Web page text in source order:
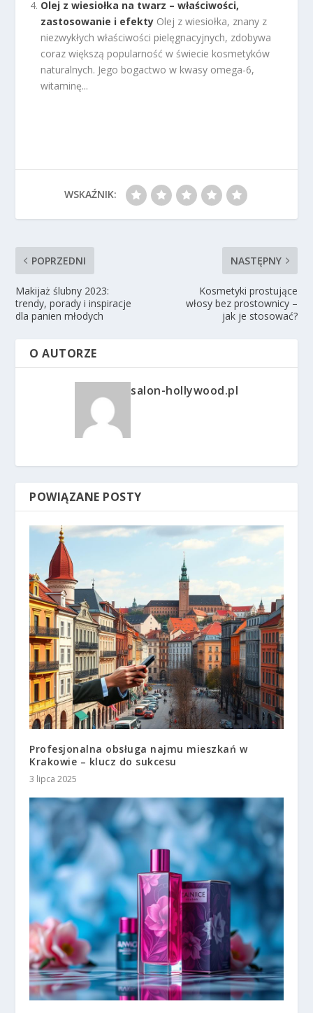
Olej z wiesiołka na twarz – właściwości,
zastosowanie i efekty Olej z wiesiołka, znany z
niezwykłych właściwości pielęgnacyjnych, zdobywa
coraz większą popularność w świecie kosmetyków
naturalnych. Jego bogactwo w kwasy omega-6,
witaminę...
WSKAŹNIK:
POPRZEDNI
Makijaż ślubny 2023:
trendy, porady i inspiracje
dla panien młodych
NASTĘPNY
Kosmetyki prostujące
włosy bez prostownicy –
jak je stosować?
O AUTORZE
salon-hollywood.pl
POWIĄZANE POSTY
Profesjonalna obsługa najmu mieszkań w
Krakowie – klucz do sukcesu
3 lipca 2025